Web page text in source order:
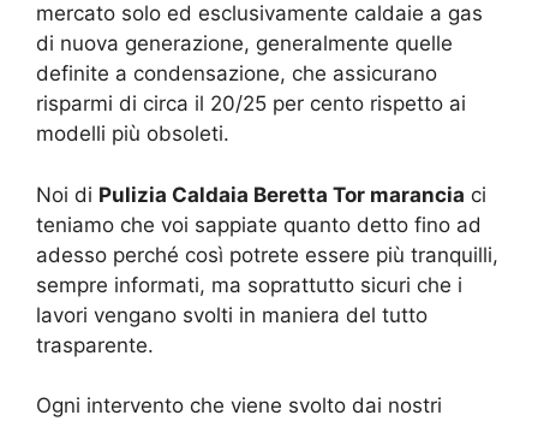
mercato solo ed esclusivamente caldaie a gas
di nuova generazione, generalmente quelle
definite a condensazione, che assicurano
risparmi di circa il 20/25 per cento rispetto ai
modelli più obsoleti.
Noi di Pulizia Caldaia Beretta Tor marancia ci
teniamo che voi sappiate quanto detto fino ad
adesso perché così potrete essere più tranquilli,
sempre informati, ma soprattutto sicuri che i
lavori vengano svolti in maniera del tutto
trasparente.
Ogni intervento che viene svolto dai nostri